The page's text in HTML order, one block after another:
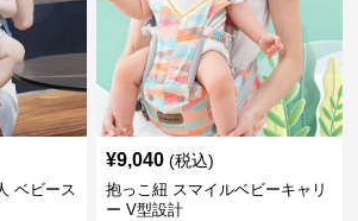
ベビース
¥9,040 (税込)
抱っこ紐 スマイルベビーキャリ
ー V型設計